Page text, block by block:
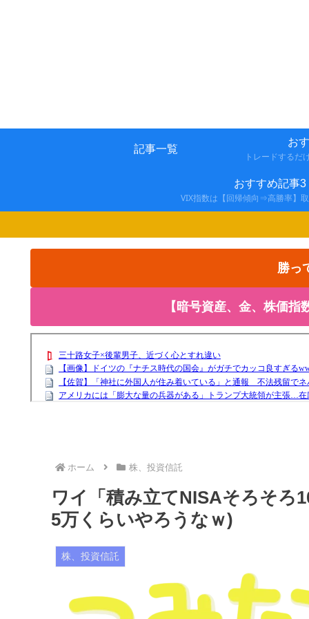
記事一覧
お
トレードするだ
おすすめ記事3
VIX指数は【回帰傾向⇒高勝率】
勝っ
【暗号資産、金、株価
ホーム 株、投資信託
ワイ「積み立てNISAそろそろ
5万くらいやろうなｗ)
株、投資信託